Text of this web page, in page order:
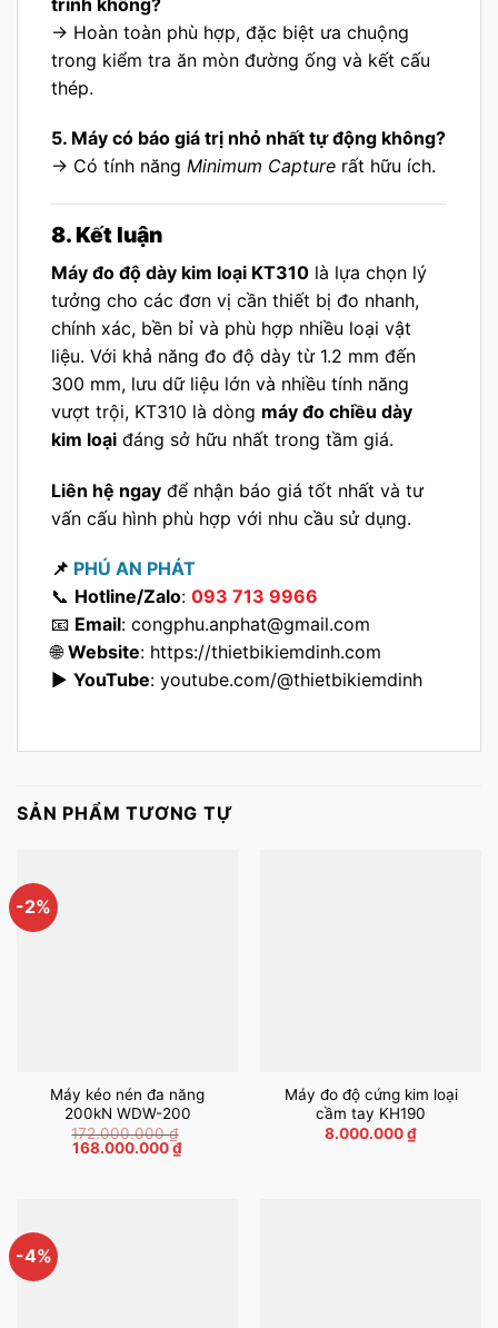
→ Hoàn toàn phù hợp, đặc biệt ưa chuộng
trong kiểm tra ăn mòn đường ống và kết cấu
thép.
5. Máy có báo giá trị nhỏ nhất tự động không?
→ Có tính năng Minimum Capture rất hữu ích.
8. Kết luận
Máy đo độ dày kim loại KT310 là lựa chọn lý
tưởng cho các đơn vị cần thiết bị đo nhanh,
chính xác, bền bỉ và phù hợp nhiều loại vật
liệu. Với khả năng đo độ dày từ 1.2 mm đến
300 mm, lưu dữ liệu lớn và nhiều tính năng
vượt trội, KT310 là dòng máy đo chiều dày
kim loại đáng sở hữu nhất trong tầm giá.
Liên hệ ngay để nhận báo giá tốt nhất và tư
vấn cấu hình phù hợp với nhu cầu sử dụng.
📌 PHÚ AN PHÁT
📞 Hotline/Zalo: 093 713 9966
📧 Email: congphu.anphat@gmail.com
🌐Website: https://thietbikiemdinh.com
▶️ YouTube: youtube.com/@thietbikiemdinh
SẢN PHẨM TƯƠNG TỰ
-2%
Máy kéo nén đa năng
200kN WDW-200
172.000.000₫
Giá
168.000.000₫Giá
Máy đo độ cứng kim loại
cầm tay KH190
8.000.000₫
-4%